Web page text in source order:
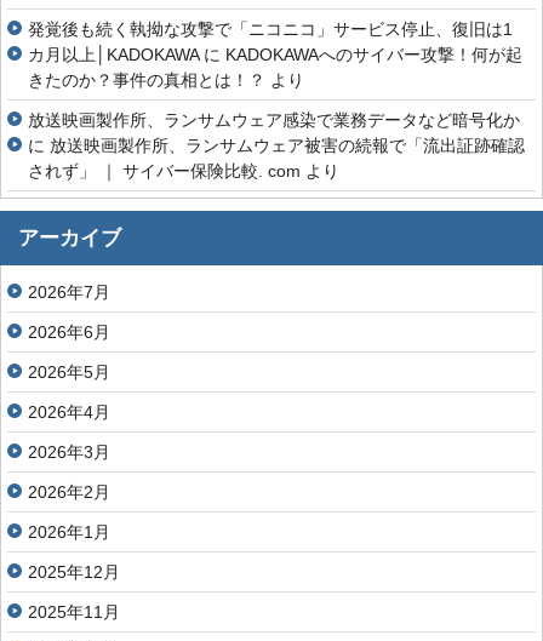
発覚後も続く執拗な攻撃で「ニコニコ」サービス停止、復旧は1
カ月以上│KADOKAWAに KADOKAWAへのサイバー攻撃！何が起
きたのか？事件の真相とは！？ より
放送映画製作所、ランサムウェア感染で業務データなど暗号化か
に 放送映画製作所、ランサムウェア被害の続報で「流出証跡確認
されず」 ｜ サイバー保険比較. com より
アーカイブ
2026年7月
2026年6月
2026年5月
2026年4月
2026年3月
2026年2月
2026年1月
2025年12月
2025年11月